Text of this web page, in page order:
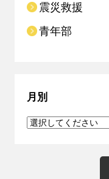
震災救援
青年部
月別